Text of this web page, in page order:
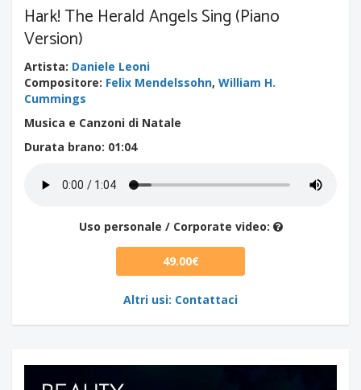
Hark! The Herald Angels Sing (Piano
Version)
Artista: Daniele Leoni
Compositore: Felix Mendelssohn, William H.
Cummings
Musica e Canzoni di Natale
Durata brano: 01:04
Uso personale / Corporate video:
49.00€
Altri usi: Contattaci